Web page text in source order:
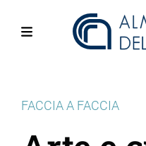
FACCIA A FACCIA